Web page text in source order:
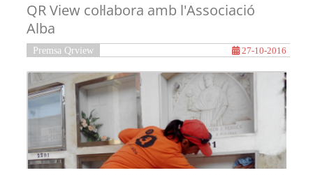
QR View col·labora amb l'Associació
Alba
Premsa Qrview 27-10-2016